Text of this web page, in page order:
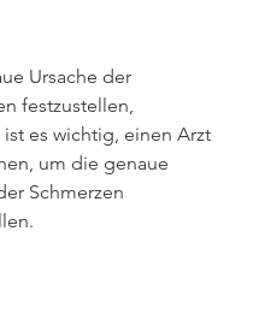
festzustellen,
es wichtig, einen Arzt
um die genaue
Schmerzen